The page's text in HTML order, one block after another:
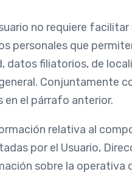
no requiere
personales que
filiatorios, de
Conjuntamente
el párrafo anterior.
relativa al
por el Usuario,
sobre la